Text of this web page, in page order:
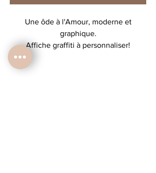
Une ôde à l'Amour, moderne et
graphique.
Affiche graffiti à personnaliser!
choisissez vos personnages, les
accessoires et le texte de votre choix